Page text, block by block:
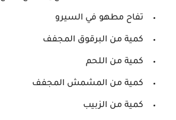
تفاح مطهو في السيرو
كمية من البرقوق المجفف
كمية من اللحم
كمية من المشمش المجفف
كمية من الزبيب